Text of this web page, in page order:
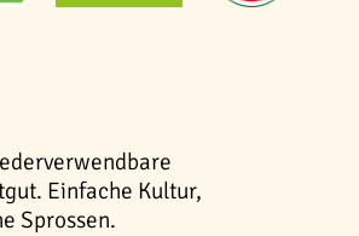
Einfache Kultur,
Sprossen.